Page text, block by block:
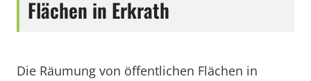
Flächen in Erkrath
Die Räumung von öffentlichen Flächen in